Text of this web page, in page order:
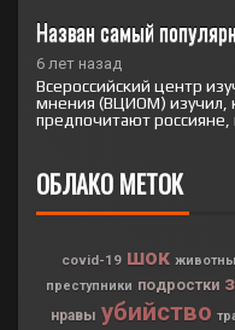
Назван самый
6 лет назад
Всероссийский центр
мнения (ВЦИОМ) изучил,
предпочитают россияне,
ОБЛАКО МЕТОК
covid-19 шок
преступники подростки
нравы убийство